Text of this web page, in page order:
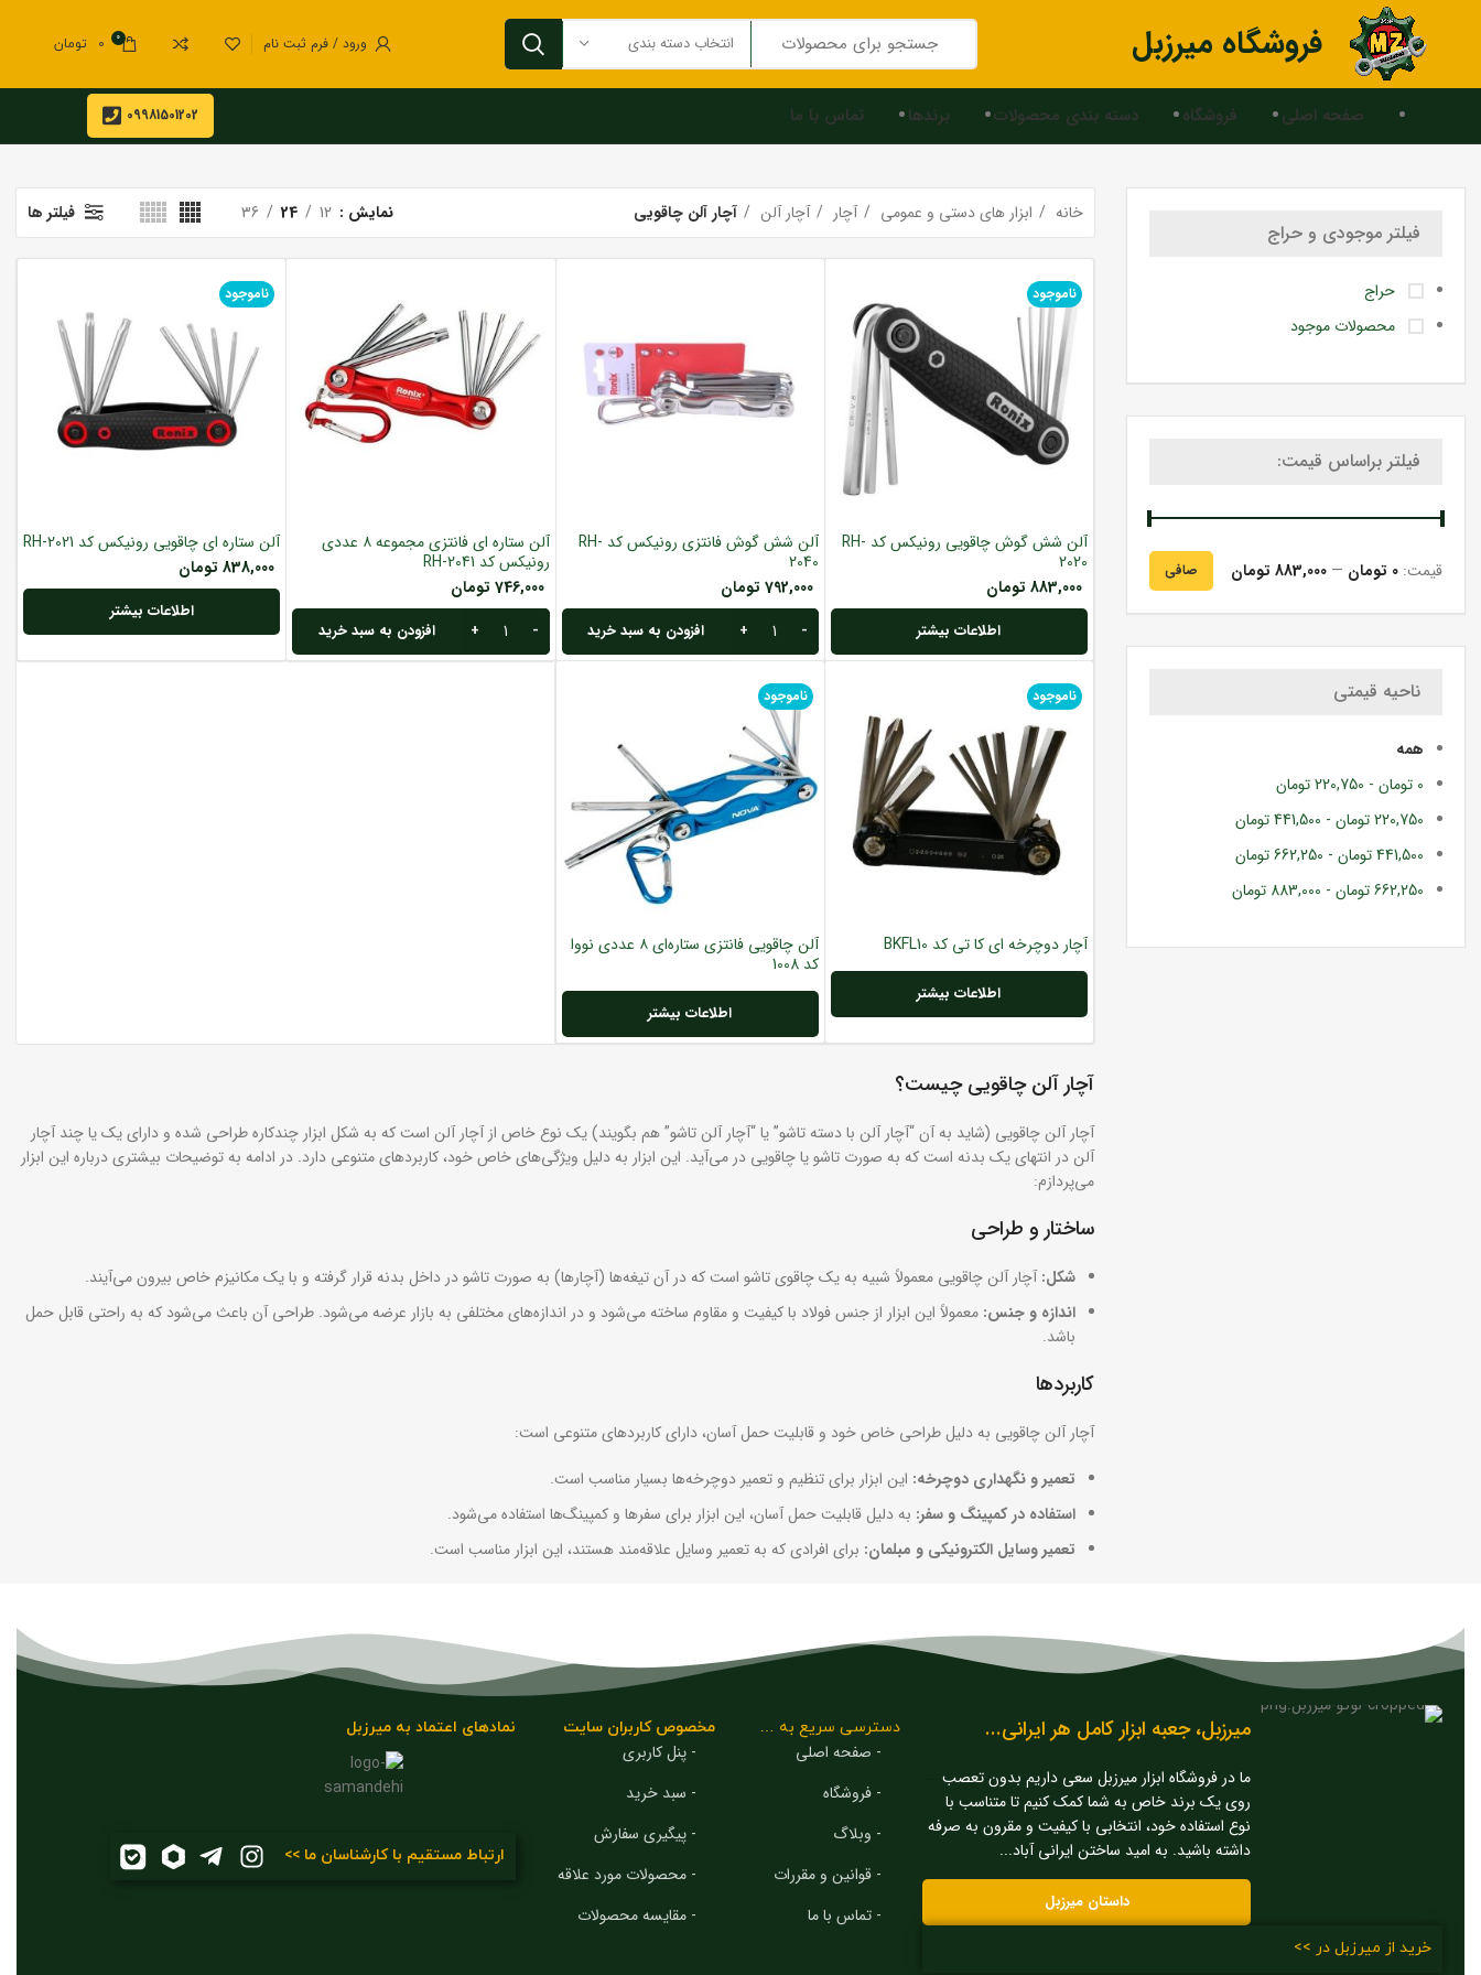
فروشگاه میرزبل انتخاب دسته بندی ورود / فرم ثبت نام 0
0 تومان
صفحه اصلی فروشگاه دسته بندی محصولات برندها تماس با ما 09981501202
فیلتر موجودی و حراج
حراج
محصولات موجود
فیلتر براساس قیمت:
صافی قيمت: 0 تومان — 883,000 تومان
ناحیه قیمتی
همه
0 تومان -
220,750تومان
220,750تومان -
441,500تومان
441,500تومان -
662,250تومان
662,250تومان -
883,000 تومان
خانه ابزار های دستی و عمومی آچار آچار آلن آچار آلن چاقویی نمایش 12
24
36 فیلتر ها
ناموجود
آلن شش گوش چاقویی رونیکس کد RH-
2020
883,000 تومان
اطلاعات بیشتر
آلن شش گوش فانتزی رونیکس کد RH-
2040
792,000 تومان
افزودن به سبد خرید
آلن ستاره ای فانتزی مجموعه ۸ عددی
رونیکس کد RH-2041
746,000 تومان
افزودن به سبد خرید
ناموجود
آلن ستاره ای چاقویی رونیکس کد RH-2021
838,000 تومان
اطلاعات بیشتر
ناموجود
آچار دوچرخه ای کا تی کد BKFL10
اطلاعات بیشتر
ناموجود
آلن چاقویی فانتزی ستاره‌ای ۸ عددی نووا
کد 1008
اطلاعات بیشتر
آچار آلن چاقویی چیست؟
آچار آلن چاقویی (شاید به آن “آچار آلن با دسته تاشو” یا “آچار آلن تاشو” هم بگویند) یک نوع خاص از آچار آلن است که به شکل ابزار چندکاره طراحی شده و دارای یک یا چند آچار
آلن در انتهای یک بدنه است که به صورت تاشو یا چاقویی در می‌آید. این ابزار به دلیل ویژگی‌های خاص خود، کاربردهای متنوعی دارد. در ادامه به توضیحات بیشتری درباره این ابزار
می‌پردازم:
ساختار و طراحی
شکل:آچار آلن چاقویی معمولاً شبیه به یک چاقوی تاشو است که در آن تیغه‌ها (آچارها) به صورت تاشو در داخل بدنه قرار گرفته و با یک مکانیزم خاص بیرون می‌آیند.
اندازه و جنس: معمولاً این ابزار از جنس فولاد با کیفیت و مقاوم ساخته می‌شود و در اندازه‌های مختلفی به بازار عرضه می‌شود. طراحی آن باعث می‌شود که به راحتی قابل حمل
باشد.
کاربردها
آچار آلن چاقویی به دلیل طراحی خاص خود و قابلیت حمل آسان، دارای کاربردهای متنوعی است:
تعمیر و نگهداری دوچرخه: این ابزار برای تنظیم و تعمیر دوچرخه‌ها بسیار مناسب است.
استفاده در کمپینگ و سفر: به دلیل قابلیت حمل آسان، این ابزار برای سفرها و کمپینگ‌ها استفاده می‌شود.
تعمیر وسایل الکترونیکی و مبلمان: برای افرادی که به تعمیر وسایل علاقه‌مند هستند، این ابزار مناسب است.
میرزبل، جعبه ابزار کامل هر ایرانی...
ما در فروشگاه ابزار میرزبل سعی داریم بدون تعصب
روی یک برند خاص به شما کمک کنیم تا متناسب با
نوع استفاده خود، انتخابی با کیفیت و مقرون به صرفه
داشته باشید. به امید ساختن ایرانی آباد...
داستان میرزبل
خرید از میرزبل در >>
دسترسی سریع به …
- صفحه اصلی
- فروشگاه
- وبلاگ
- قوانین و مقررات
- تماس با ما
مخصوص کاربران سایت
- پنل کاربری
- سبد خرید
- پیگیری سفارش
- محصولات مورد علاقه
- مقایسه محصولات
نمادهای اعتماد به میرزبل
ارتباط مستقیم با کارشناسان ما >>